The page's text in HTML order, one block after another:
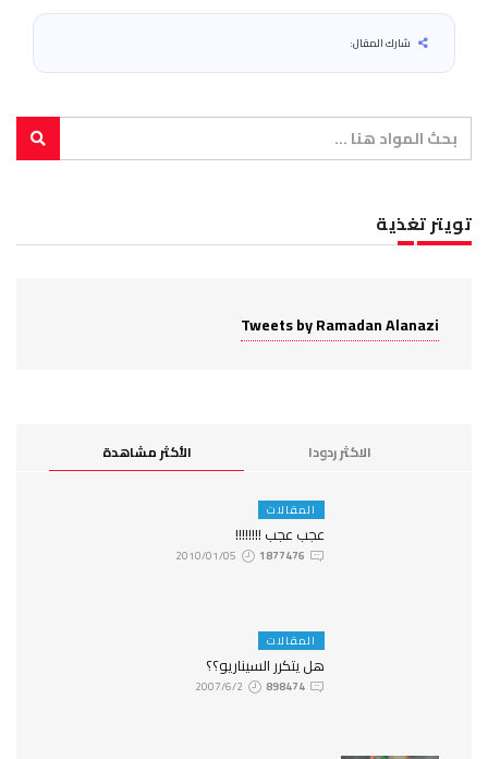
شارك المقال:
تويتر تغذية
Tweets by Ramadan Alanazi
الأكثر مشاهدة الاكثر ردودا
المقالات
عجب عجب !!!!!!!!
المقالات
هل يتكرر السيناريو؟؟